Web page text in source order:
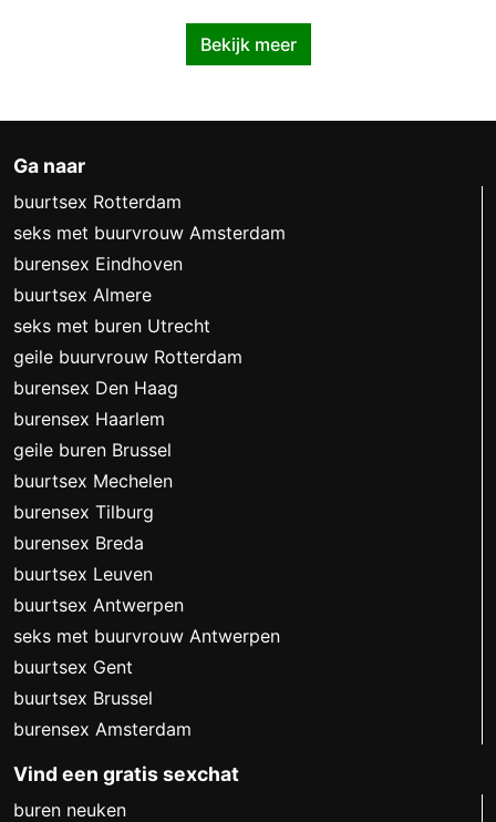
Bekijk meer
Ga naar
buurtsex Rotterdam
seks met buurvrouw Amsterdam
burensex Eindhoven
buurtsex Almere
seks met buren Utrecht
geile buurvrouw Rotterdam
burensex Den Haag
burensex Haarlem
geile buren Brussel
buurtsex Mechelen
burensex Tilburg
burensex Breda
buurtsex Leuven
buurtsex Antwerpen
seks met buurvrouw Antwerpen
buurtsex Gent
buurtsex Brussel
burensex Amsterdam
Vind een gratis sexchat
buren neuken